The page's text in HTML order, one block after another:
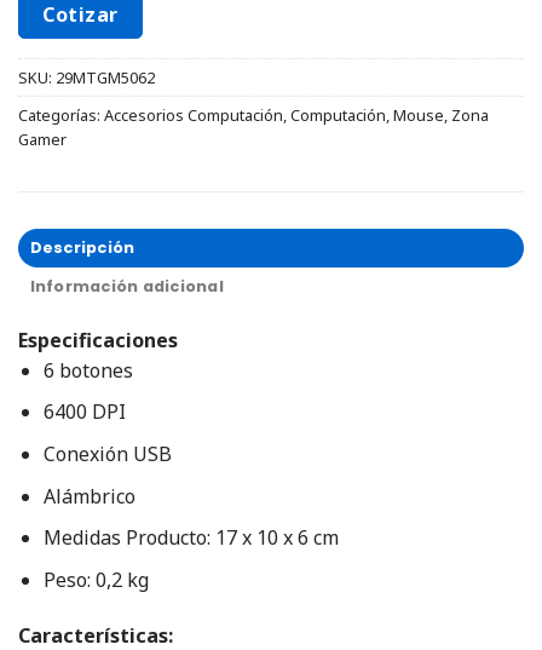
Cotizar
SKU: 29MTGM5062
Categorías: Accesorios Computación,Computación,Mouse, Zona
Gamer
Descripción
Información adicional
Especificaciones
6 botones
6400 DPI
Conexión USB
Alámbrico
Medidas Producto: 17 x 10 x 6 cm
Peso: 0,2 kg
Características: